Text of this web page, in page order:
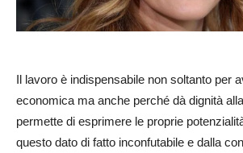
Il lavoro è indispensabile non soltanto per
economica ma anche perché dà dignità
permette di esprimere le proprie
questo dato di fatto inconfutabile e dalla